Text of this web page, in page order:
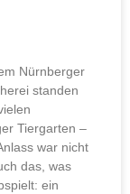
Nürnberger
standen
Tiergarten –
war nicht
das, was
ein